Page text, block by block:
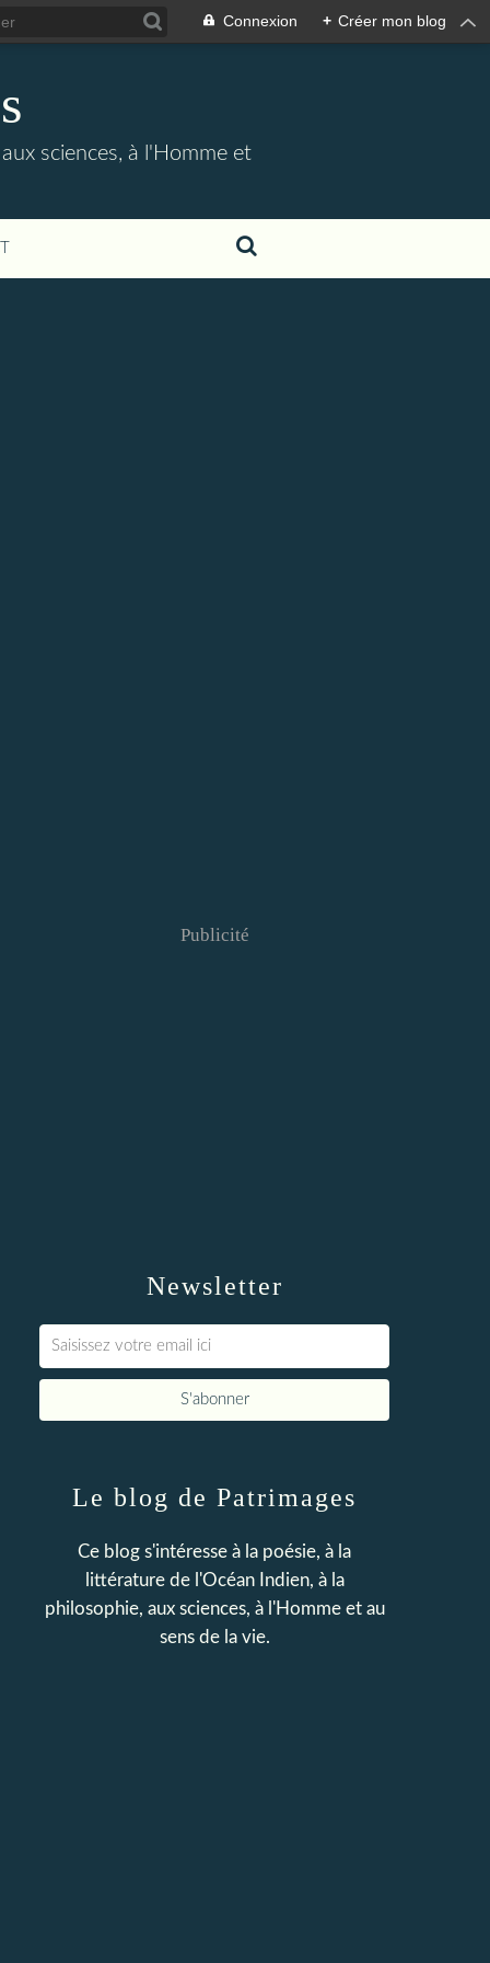
Connexion + Créer mon blog
sciences, à l'Homme et
Newsletter
Publicité
Le blog de Patrimages
Ce blog s'intéresse à la poésie, à la
littérature de l'Océan Indien, à la
philosophie, aux sciences, à l'Homme et au
sens de la vie.